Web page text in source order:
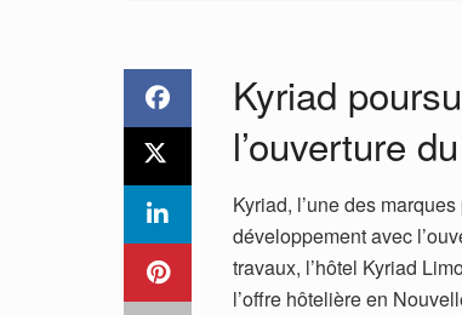
Kyriad
l’ouverture
Kyriad, l’une des
développement avec
travaux, l’hôtel Kyriad
l’offre hôtelière en